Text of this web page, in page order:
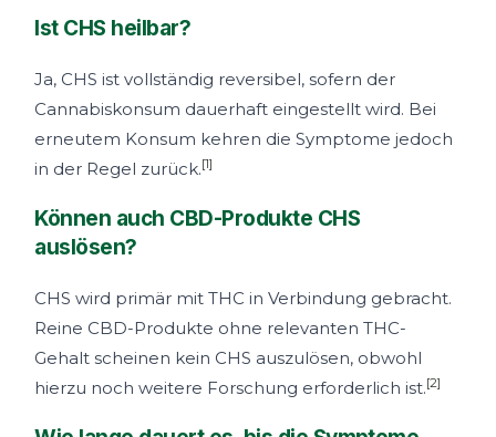
Ist CHS heilbar?
Ja, CHS ist vollständig reversibel, sofern der
Cannabiskonsum dauerhaft eingestellt wird. Bei
erneutem Konsum kehren die Symptome jedoch
in der Regel zurück.[1]
Können auch CBD-Produkte CHS
auslösen?
CHS wird primär mit THC in Verbindung gebracht.
Reine CBD-Produkte ohne relevanten THC-
Gehalt scheinen kein CHS auszulösen, obwohl
hierzu noch weitere Forschung erforderlich ist.[2]